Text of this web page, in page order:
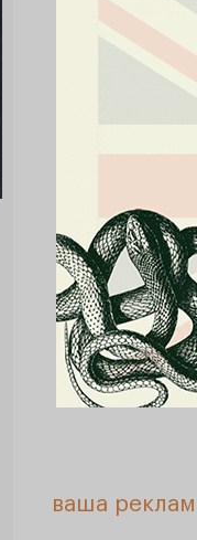
ваша